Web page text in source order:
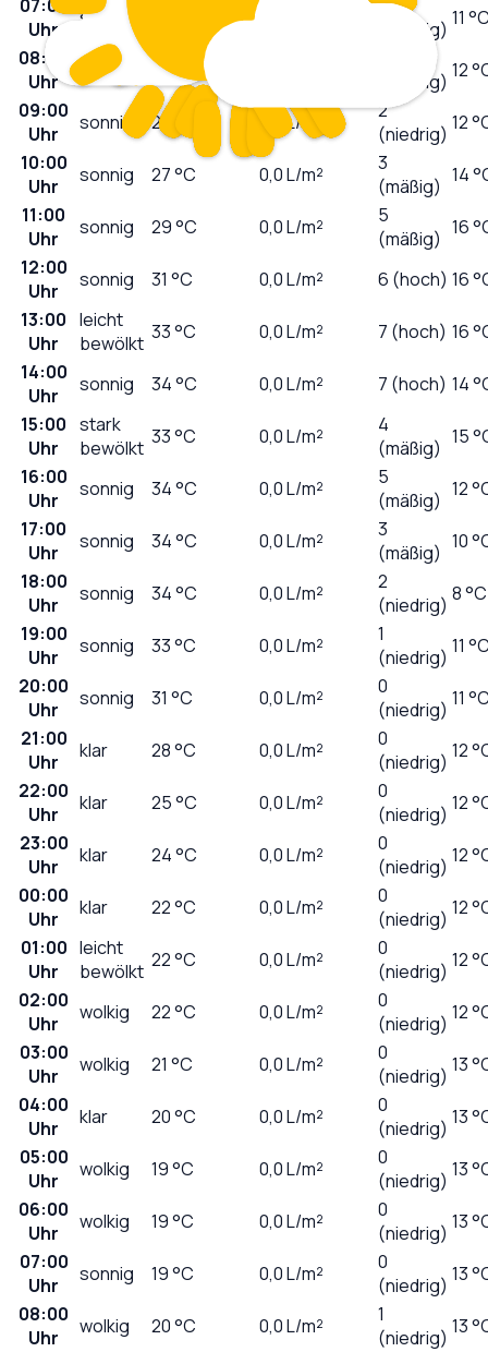
07:00
Uhr
sonnig
0
(niedrig) 11
08:00
Uhr
sonnig 21°C
(niedrig) 12
09:00
Uhr
sonnig 25 L/m²
2
(niedrig) 12
10:00
Uhr
sonnig 27°C 0,0L/m²
3
(mäßig) 14
11:00
Uhr
sonnig 29°C 0,0L/m²
5
(mäßig) 16
12:00
Uhr
sonnig 31 °C 0,0L/m² 6 (hoch) 16
13:00
Uhr
leicht
bewölkt 33°C 0,0L/m² 7 (hoch) 16
14:00
Uhr
sonnig 34°C 0,0L/m² 7 (hoch) 14
15:00
Uhr
stark
bewölkt 33°C 0,0L/m²
4
(mäßig) 15
16:00
Uhr
sonnig 34°C 0,0L/m²
5
(mäßig) 12
17:00
Uhr
sonnig 34°C 0,0L/m²
3
(mäßig) 10
18:00
Uhr
sonnig 34°C 0,0L/m²
2
(niedrig) 8 °C
19:00
Uhr
sonnig 33°C 0,0L/m²
1
(niedrig) 11
20:00
Uhr
sonnig 31 °C 0,0L/m²
0
(niedrig) 11
21:00
Uhr
klar 28°C 0,0L/m²
0
(niedrig) 12
22:00
Uhr
klar 25°C 0,0L/m²
0
(niedrig) 12
23:00
Uhr
klar 24°C 0,0L/m²
0
(niedrig) 12
00:00
Uhr
klar 22°C 0,0L/m²
0
(niedrig) 12
01:00
Uhr
leicht
bewölkt 22°C 0,0L/m²
0
(niedrig) 12
02:00
Uhr
wolkig 22°C 0,0L/m²
0
(niedrig) 12
03:00
Uhr
wolkig 21 °C 0,0L/m²
0
(niedrig) 13
04:00
Uhr
klar 20°C 0,0L/m²
0
(niedrig) 13
05:00
Uhr
wolkig 19°C 0,0L/m²
0
(niedrig) 13
06:00
Uhr
wolkig 19°C 0,0L/m²
0
(niedrig) 13
07:00
Uhr
sonnig 19°C 0,0L/m²
0
(niedrig) 13
08:00
Uhr
wolkig 20°C 0,0L/m²
1
(niedrig) 13